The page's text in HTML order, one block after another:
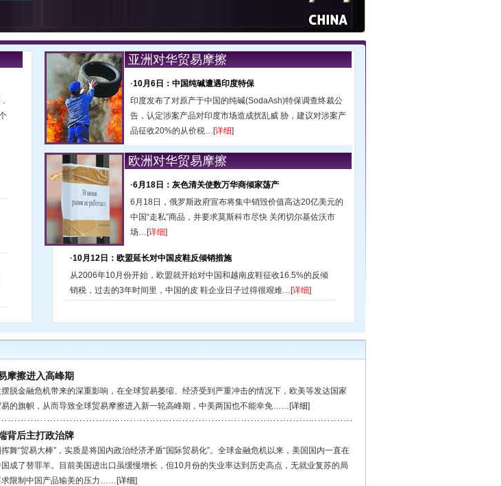
亚洲对华贸易摩擦
·10月6日：中国纯碱遭遇印度特保
印度发布了对原产于中国的纯碱(SodaAsh)特保调查终裁公
告，认定涉案产品对印度市场造成扰乱威 胁，建议对涉案产
品征收20%的从价税…[详细]
欧洲对华贸易摩擦
·6月18日：灰色清关使数万华商倾家荡产
6月18日，俄罗斯政府宣布将集中销毁价值高达20亿美元的
中国“走私”商品，并要求莫斯科市尽快 关闭切尔基佐沃市
场…[详细]
·10月12日：欧盟延长对中国皮鞋反倾销措施
从2006年10月份开始，欧盟就开始对中国和越南皮鞋征收16.5%的反倾
销税，过去的3年时间里，中国的皮 鞋企业日子过得很艰难…[详细]
摩擦进入高峰期
金融危机带来的深重影响，在全球贸易萎缩、经济受到严重冲击的情况下，欧美等发达国家
的旗帜，从而导致全球贸易摩擦进入新一轮高峰期，中美两国也不能幸免……[详细]
背后主打政治牌
“贸易大棒”，实质是将国内政治经济矛盾“国际贸易化”。全球金融危机以来，美国国内一直在
成了替罪羊。目前美国进出口虽缓慢增长，但10月份的失业率达到历史高点，无就业复苏的局
求限制中国产品输美的压力……[详细]